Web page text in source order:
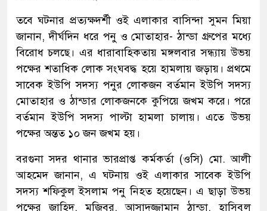
তবে ঘটনার প্রত্যক্ষদর্শী ওই এলাকার বাসিন্দা সুমন মিয়া
জানান, দীর্ঘদিন ধরে পনু ও মোতাহার- ঠান্ডা গ্রুপের মধ্যে
বিরোধ চলছে। এর ধারাবাহিকতায় মঙ্গলবার সন্ধ্যায় উভয়
পক্ষের শতাধিক লোক সংঘবদ্ধ হয়ে হামলায় জড়ায়। প্রথমে
সাবেক ইউপি সদস্য পনুর লোকজন বর্তমান ইউপি সদস্য
মোতাহার ও ঠান্ডার লোকজনকে কুপিয়ে জখম করে। পরে
বর্তমান ইউপি সদস্য পাল্টা হামলা চালায়। এতে উভয়
পক্ষের অন্তত ১০ জন জখম হয়।
বরগুনা সদর থানার ভারপ্রাপ্ত কর্মকর্তা (ওসি) মো. আলী
আহমেদ জানান, এ ঘটনায় ওই এলাকার সাবেক ইউপি
সদস্য শফিকুল ইসলাম পনু নিহত হয়েছেন। এ ছাড়া উভয়
পক্ষের জাহিদ, মজিবর, আসাদুজ্জামান ঠান্ডা, হাসিবুল